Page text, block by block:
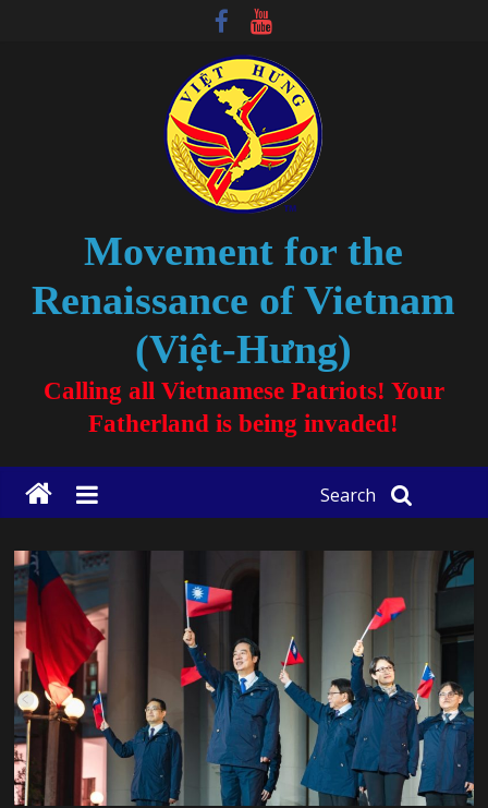
Movement for the
Renaissance of Vietnam
(Việt-Hưng)
Calling all Vietnamese Patriots! Your
Fatherland is being invaded!
Search